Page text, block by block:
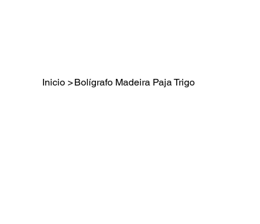
Inicio >Bolígrafo Madeira Paja Trigo